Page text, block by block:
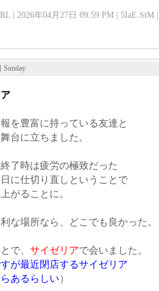
| 2026年04月27日 09:59 PM | 5IaE.StM |
Sunday
を豊富に持っている友達と
台に立ちました。
了時は疲労の極致だった
に仕切り直しということで
がることに。
な場所なら、どこでも良かった。
で、 サイゼリアで会いました。
が最近閉店するサイゼリア
あるらしい）